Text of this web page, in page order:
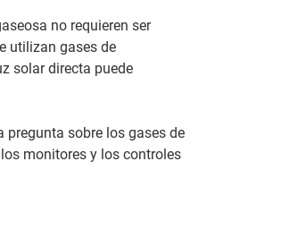
no requieren ser
utilizan gases de
solar directa puede
pregunta sobre los gases de
monitores y los controles